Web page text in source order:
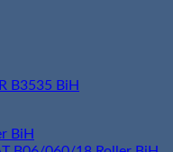
B3535 BiH